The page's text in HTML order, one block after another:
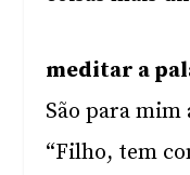
meditar a
São para mim
“Filho, tem